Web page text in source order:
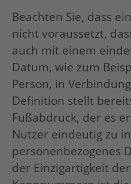
Beachten Sie, dass
nicht voraussetzt,
auch mit einem
Datum, wie zum
Person, in
Definition stellt
Fußabdruck, der es
Nutzer eindeutig zu
personenbezogenes
der Einzigartigkeit